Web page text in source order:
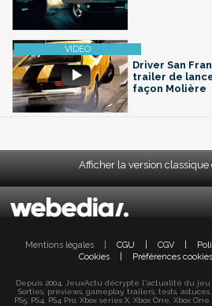
Driver San
trailer de
façon Molière
Afficher la version classique
Mentions légales CGU CGV
Cookies
Préférences cookies
Depuis 2004, JeuxActu décrypte l'actualité du jeu
Sorties, previews, gameplay, trailers, tests, astuces
PS5, PS4, PS4 Pro, Xbox series X, Xbox One, Xbox